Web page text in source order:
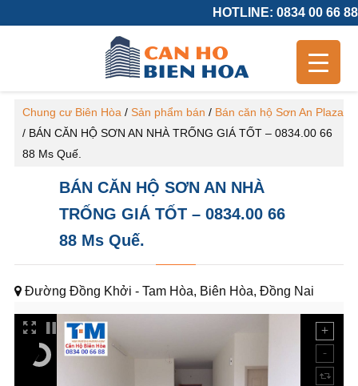
HOTLINE: 0834 00 66 88
Chung cư Biên Hòa / Sản phẩm bán / Bán căn hộ Sơn An Plaza
/ BÁN CĂN HỘ SƠN AN NHÀ TRỐNG GIÁ TỐT – 0834.00 66
88 Ms Quế.
BÁN CĂN HỘ SƠN AN NHÀ
TRỐNG GIÁ TỐT – 0834.00 66
88 Ms Quế.
Đường Đồng Khởi - Tam Hòa, Biên Hòa, Đồng Nai